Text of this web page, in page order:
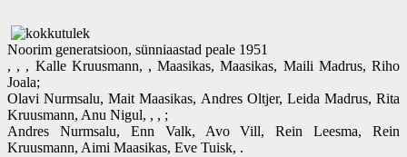
Noorim generatsioon, sünniaastad peale 1951
, , , Kalle Kruusmann, , Maasikas, Maasikas, Maili Madrus, Riho
Joala;
Olavi Nurmsalu, Mait Maasikas, Andres Oltjer, Leida Madrus, Rita
Kruusmann, Anu Nigul, , , ;
Andres Nurmsalu, Enn Valk, Avo Vill, Rein Leesma, Rein
Kruusmann, Aimi Maasikas, Eve Tuisk, .